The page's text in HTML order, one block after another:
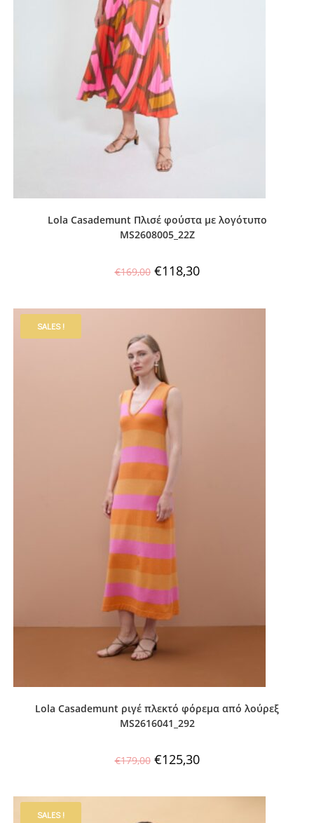
Lola Casademunt Πλισέ φούστα με λογότυπο
MS2608005_22Z
€169,00 €118,30
SALES !
Lola Casademunt ριγέ πλεκτό φόρεμα από λούρεξ
MS2616041_292
€179,00 €125,30
SALES !